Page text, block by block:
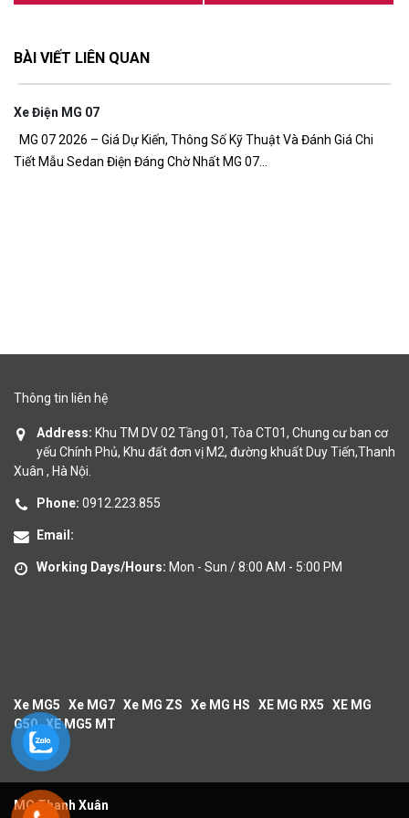
BÀI VIẾT LIÊN QUAN
Xe Điện MG 07
MG 07 2026 – Giá Dự Kiến, Thông Số Kỹ Thuật Và Đánh Giá Chi
Tiết Mẫu Sedan Điện Đáng Chờ Nhất MG 07...
Thông tin liên hệ
Address: Khu TM DV 02 Tầng 01, Tòa CT01, Chung cư ban cơ
yếu Chính Phủ, Khu đất đơn vị M2, đường khuất Duy Tiến,Thanh
Xuân , Hà Nội.
Phone: 0912.223.855
Email:
Working Days/Hours: Mon - Sun / 8:00 AM - 5:00 PM
Xe MG5 Xe MG7 Xe MG ZS Xe MG HS XE MG RX5
XE MG
G50 XE MG5 MT
MG Thanh Xuân